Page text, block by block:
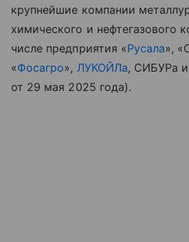
крупнейшие компании
химического и нефтегазового
числе предприятия «Русала»,
«Фосагро», ЛУКОЙЛа, СИБУРа
от 29 мая 2025 года).